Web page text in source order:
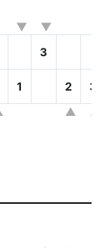
3
1 2 3